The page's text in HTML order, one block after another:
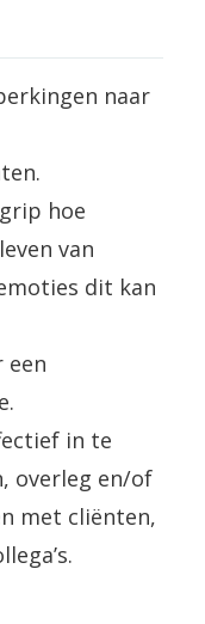
naar
hoe
van
dit kan
een
in te
overleg en/of
met cliënten,